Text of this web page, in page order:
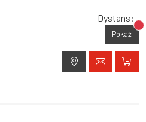
Dystans:
Pokaż